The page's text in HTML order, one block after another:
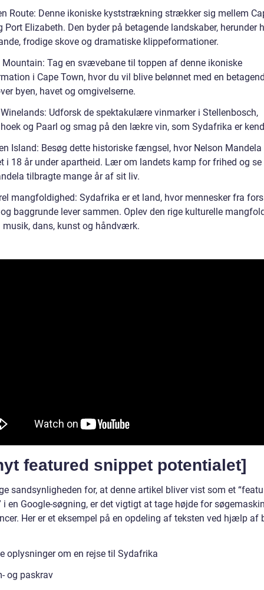
Route: Denne ikoniske kyststrækning strækker sig mellem
Port Elizabeth. Den byder på betagende landskaber, herunder
frodige skove og dramatiske klippeformationer.
Mountain: Tag en svævebane til toppen af denne ikoniske
i Cape Town, hvor du vil blive belønnet med en
byen, havet og omgivelserne.
Udforsk de spektakulære vinmarker i Stellenbosch,
og Paarl og smag på den lækre vin, som Sydafrika er
Island: Besøg dette historiske fængsel, hvor Nelson Mandela
i 18 år under apartheid. Lær om landets kamp for frihed og se
tilbragte mange år af sit liv.
mangfoldighed: Sydafrika er et land, hvor mennesker fra
baggrunde lever sammen. Oplev den rige kulturelle
musik, dans, kunst og håndværk.
featured snippet potentialet]
sandsynligheden for, at denne artikel bliver vist som et
i en Google-søgning, er det vigtigt at tage højde for
Her er et eksempel på en opdeling af teksten ved hjælp af
oplysninger om en rejse til Sydafrika
og paskrav